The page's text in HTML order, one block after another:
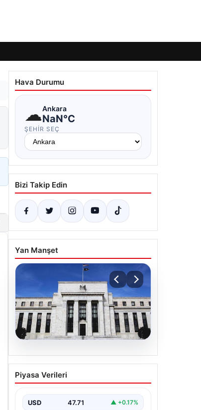
Hava Durumu
☁Ankara
NaN°C
ŞEHIR SEÇ
Bizi Takip Edin
Yan Manşet
Fed faizi sabit tuttu
Piyasa Verileri
USD 47.71 ▲ +0.17%